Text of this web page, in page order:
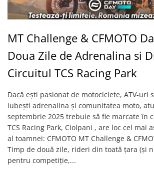
KIDS
ATV COPII
MOTO COPII
RYKER
SKIJET
ECHIPAMENTE
CROSS ENDURO
Casti
MT Challenge & CFMOTO
Doua Zile de Adrenalina si
Circuitul TCS Racing Park
Dacă ești pasionat de motociclete, ATV-uri
iubești adrenalina și comunitatea moto,
septembrie 2025 trebuie să fie marcate în
TCS Racing Park, Ciolpani , are loc cel mai
al toamnei: CFMOTO MT Challenge &
Timp de două zile, rideri din toată țara (și
pentru competiție,...